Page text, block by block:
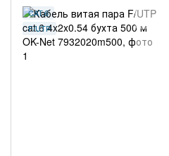
CAT.6
F/UTP